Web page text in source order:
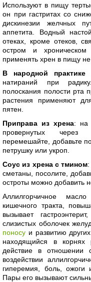
Используют в пищу
он при гастритах со
дискинезии желчных
аппетита. Водный
отеках, кроме отеков,
остром и хроническом
применять хрен в пищу не
В народной практике
натираний при
полоскания полости рта
растения применяют
пятен.
Приправа из хрена: на
провернутых через
перемешайте, добавьте
петрушку или укроп.
Соус из хрена с тмином:
сметаны, посолите,
остроты можно добавить
Аллилгорчичное
кишечного тракта,
вызывает
слизистых оболочек
поносу и развитию
находящийся в корнях
действие в отношении
воздействии
гиперемия, боль, ожоги
Пары его вызывают